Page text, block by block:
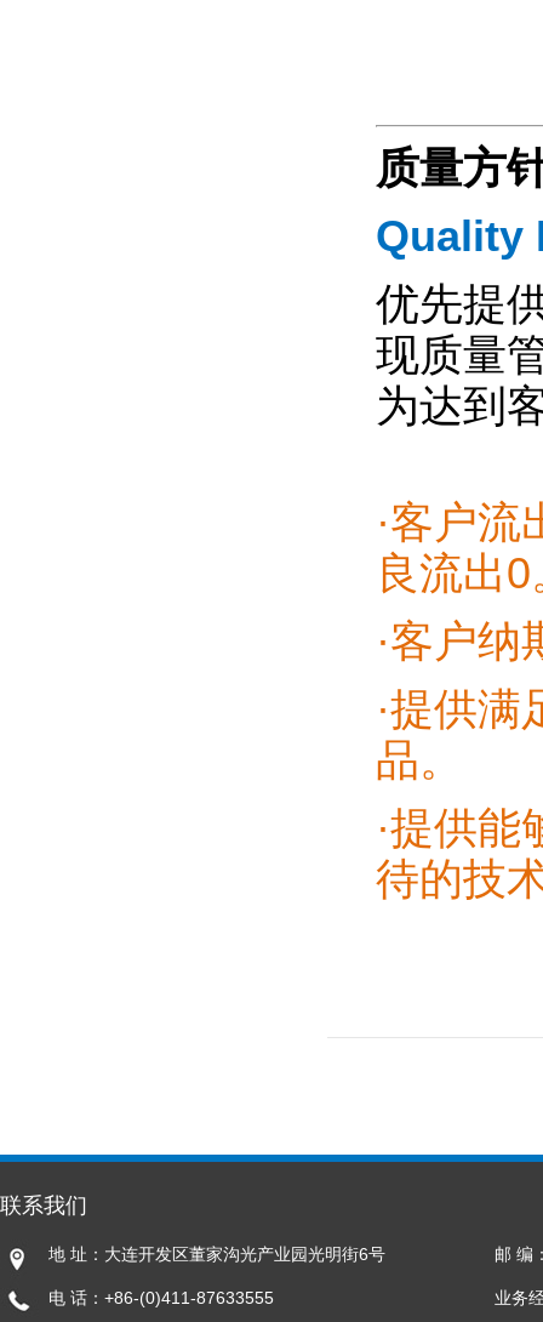
质量方
Quality
优先提
现质量
为达到
·客户
良流出0
·客户
·提供
品。
·提供
待的技
联系我们
地 址：大连开发区董家沟光产业园光明街6号 邮 编
电 话：+86-(0)411-87633555 业务